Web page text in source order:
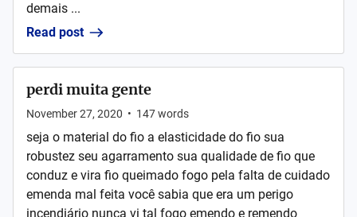
demais ...
Read post
perdi muita gente
November 27, 2020 • 147words
seja o material do fio a elasticidade do fio sua
robustez seu agarramento sua qualidade de fio que
conduz e vira fio queimado fogo pela falta de cuidado
emenda mal feita você sabia que era um perigo
incendiário nunca vi tal fogo emendo e remendo